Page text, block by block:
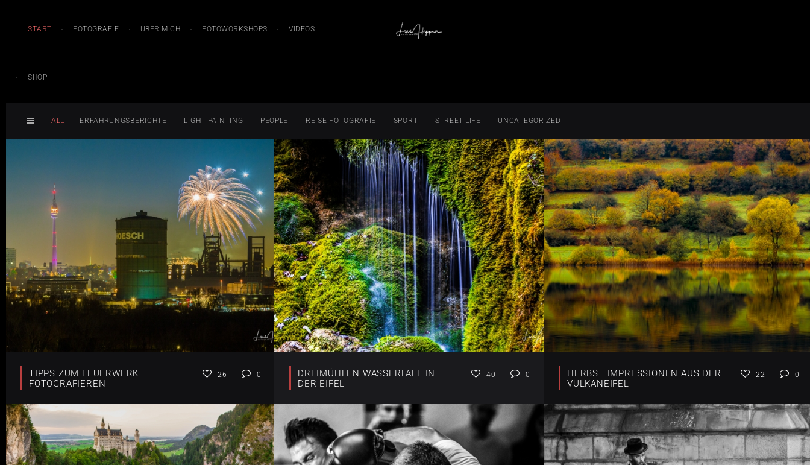
START FOTOGRAFIE ÜBER MICH FOTOWORKSHOPS VIDEOS
SHOP
ALL ERFAHRUNGSBERICHTE LIGHT PAINTING PEOPLE REISE-FOTOGRAFIE SPORT STREET-LIFE UNCATEGORIZED
TIPPS ZUM FEUERWERK
FOTOGRAFIEREN
26 0
DREIMÜHLEN WASSERFALL IN
DER EIFEL
40 0
HERBST IMPRESSIONEN AUS DER
VULKANEIFEL
22 0